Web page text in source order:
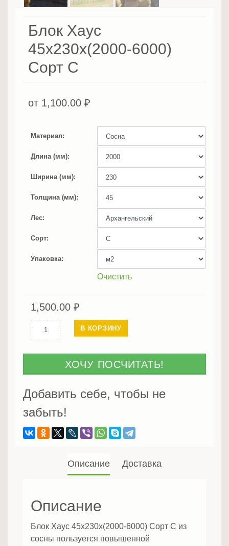
Блок Хаус
45х230х(2000-6000)
Сорт С
от 1,100.00 ₽
Материал
Длина (мм)
Ширина (мм)
Толщина (мм)
Лес
Сорт
Упаковка
Очистить
1,500.00 ₽
Количество
Блок
45х230х(2000-
6000)
Сорт
С
В КОРЗИНУ
ХОЧУ ПОСЧИТАТЬ!
Добавить себе, чтобы не
забыть!
Описание Доставка
Описание
Блок Хаус 45х230х(2000-6000) Сорт С из
сосны пользуется повышенной